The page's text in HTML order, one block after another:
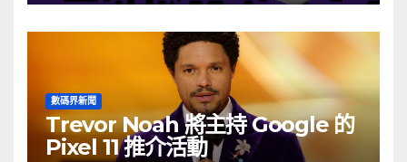
數碼界新聞
Trevor Noah 將主持 Google 的
Pixel 11 推介活動